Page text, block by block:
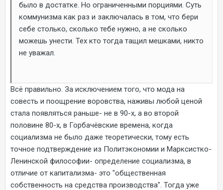
было в достатке. Но ограниченными порциями. Суть
коммунизма как раз и заключалась в том, что бери
себе столько, сколько тебе нужно, а не сколько
можешь унести. Тех кто тогда тащил мешками, никто
не уважал.
Всё правильно. За исключением того, что мода на
совесть и поощрение воровства, наживы любой ценой
стала появляться раньше- не в 90-х, а во второй
половине 80-х, в Горбачёвские времена, когда
социализма не было даже теоретически, тому есть
точное подтверждение из Политэкономии и Марксистко-
Ленинской философии- определение социализма, в
отличие от капитализма- это "общественная
собственность на средства производства". Тогда уже